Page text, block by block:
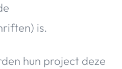
Valerie
Top 5
is.
hun project deze